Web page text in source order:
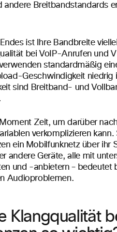
andere Breitbandstandards
ist Ihre Bandbreite
bei VoIP-Anrufen und
standardmäßig
Geschwindigkeit niedrig
sind Breitband- und
Zeit, um darüber
verkomplizieren
ein Mobilfunknetz über ihr
andere Geräte, alle mit
und -anbietern – bedeutet
Audioproblemen.
Klangqualität